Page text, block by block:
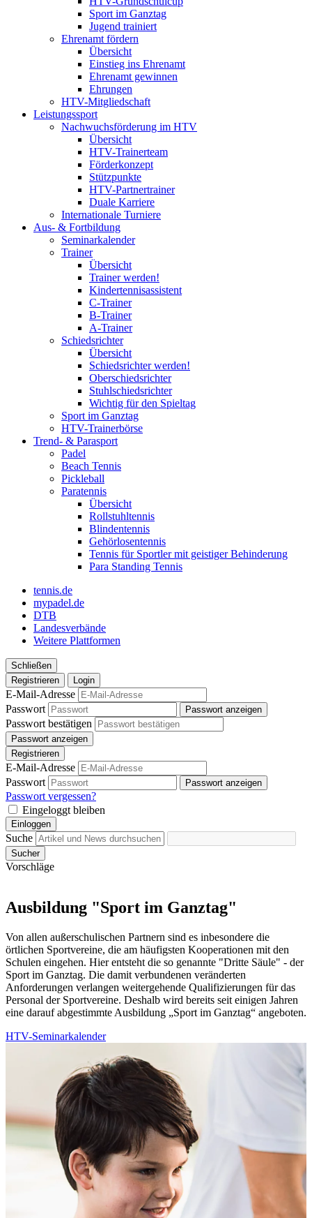
Sport im Ganztag
Jugend trainiert
Ehrenamt fördern
Übersicht
Einstieg ins Ehrenamt
Ehrenamt gewinnen
Ehrungen
HTV-Mitgliedschaft
Leistungssport
Nachwuchsförderung im HTV
Übersicht
HTV-Trainerteam
Förderkonzept
Stützpunkte
HTV-Partnertrainer
Duale Karriere
Internationale Turniere
Aus- & Fortbildung
Seminarkalender
Trainer
Übersicht
Trainer werden!
Kindertennisassistent
C-Trainer
B-Trainer
A-Trainer
Schiedsrichter
Übersicht
Schiedsrichter werden!
Oberschiedsrichter
Stuhlschiedsrichter
Wichtig für den Spieltag
Sport im Ganztag
HTV-Trainerbörse
Trend- & Parasport
Padel
Beach Tennis
Pickleball
Paratennis
Übersicht
Rollstuhltennis
Blindentennis
Gehörlosentennis
Tennis für Sportler mit geistiger Behinderung
Para Standing Tennis
tennis.de
mypadel.de
DTB
Landesverbände
Weitere Plattformen
Schließen
Registrieren
Login
E-Mail-Adresse
Passwort
Passwort anzeigen
Passwort bestätigen
Passwort anzeigen
Registrieren
E-Mail-Adresse
Passwort
Passwort anzeigen
Passwort vergessen?
Eingeloggt bleiben
Einloggen
Suche
Sucher
Vorschläge
Ausbildung "Sport im Ganztag"
Von allen außerschulischen Partnern sind es inbesondere die
örtlichen Sportvereine, die am häufigsten Kooperationen mit den
Schulen eingehen. Hier entsteht die so genannte "Dritte Säule" - der
Sport im Ganztag. Die damit verbundenen veränderten
Anforderungen verlangen weitergehende Qualifizierungen für das
Personal der Sportvereine. Deshalb wird bereits seit einigen Jahren
eine darauf abgestimmte Ausbildung „Sport im Ganztag“ angeboten.
HTV-Seminarkalender